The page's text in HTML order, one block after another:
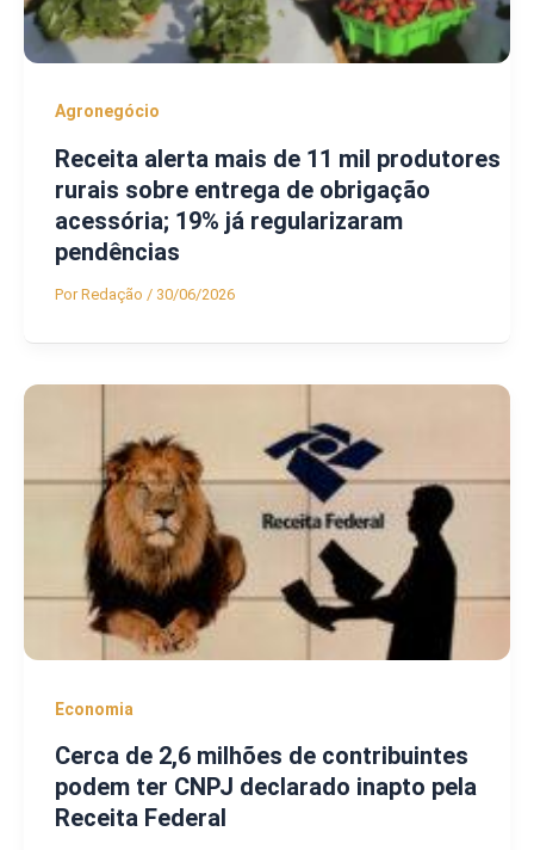
Agronegócio
Receita alerta mais de 11 mil produtores
rurais sobre entrega de obrigação
acessória; 19% já regularizaram
pendências
PorRedação / 30/06/2026
Economia
Cerca de 2,6 milhões de contribuintes
podem ter CNPJ declarado inapto pela
Receita Federal